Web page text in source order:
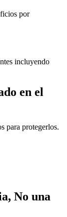
por
incluyendo
en el
para protegerlos.
No una